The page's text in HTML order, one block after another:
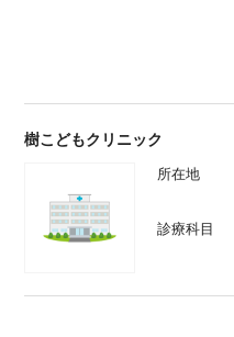
樹こどもクリニック
所在地
診療科目